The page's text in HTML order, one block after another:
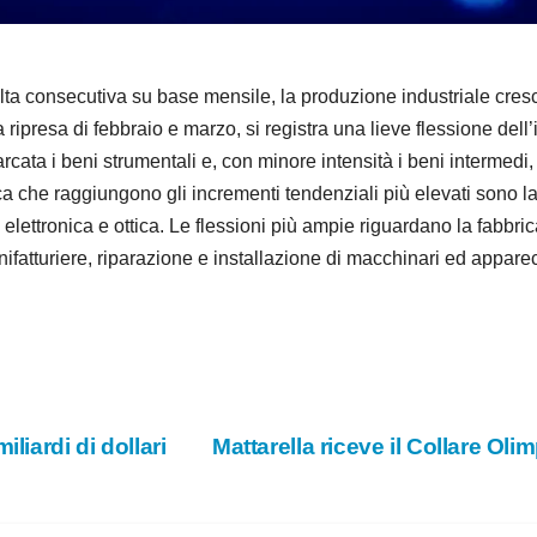
e
o
consecutiva su base mensile, la produzione industriale
ripresa di febbraio e marzo, si registra una lieve flessione
i beni strumentali e, con minore intensità i beni
che raggiungono gli incrementi tendenziali più elevati sono
e ottica. Le flessioni più ampie riguardano la
riparazione e installazione di macchinari ed
Mattarella riceve il Collare
di dollari